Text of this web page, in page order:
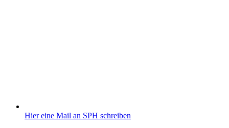
Hier eine Mail an SPH schreiben